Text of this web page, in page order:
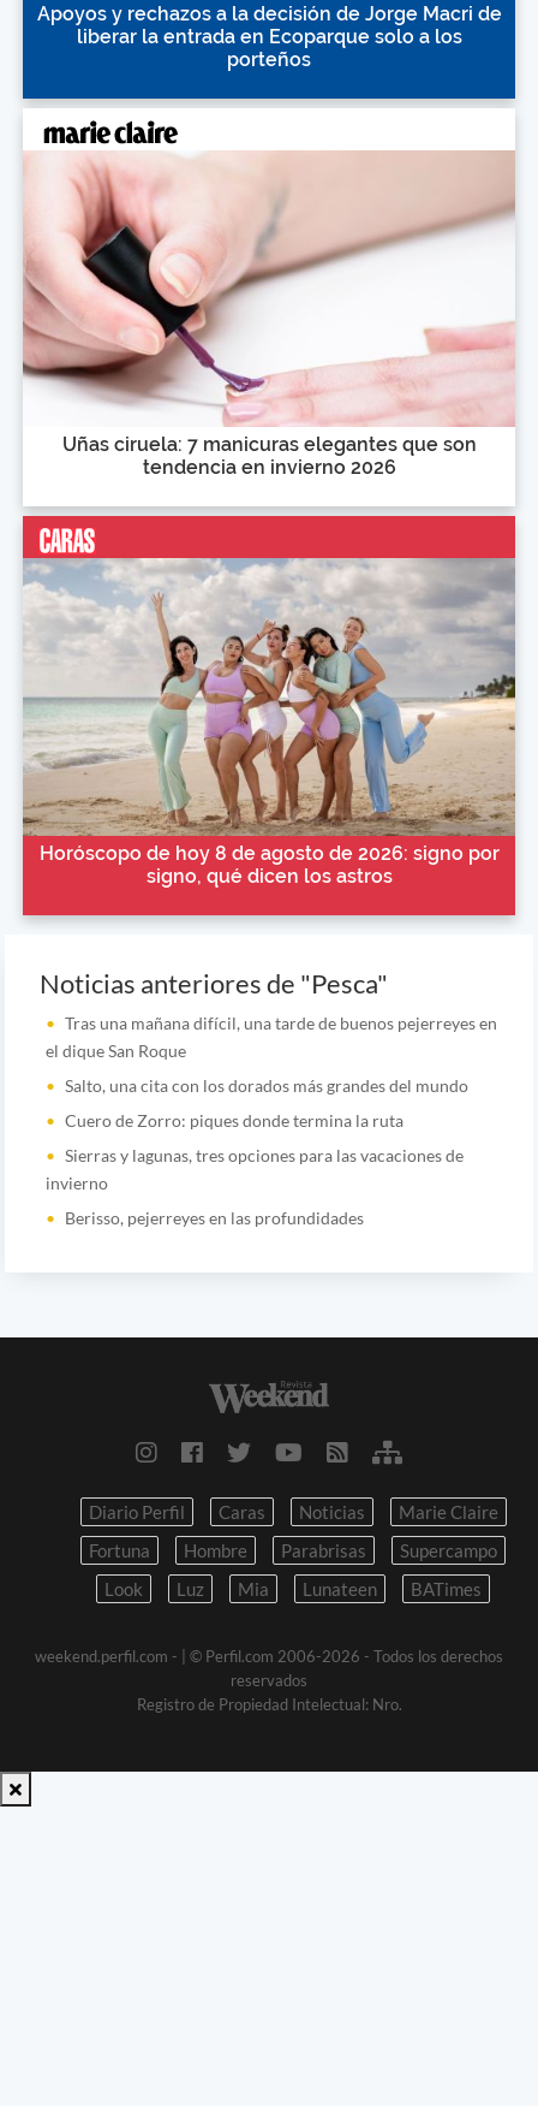
Apoyos y rechazos a la decisión de Jorge Macri de
liberar la entrada en Ecoparque solo a los
porteños
Uñas ciruela: 7 manicuras elegantes que son
tendencia en invierno 2026
Horóscopo de hoy 8 de agosto de 2026: signo por
signo, qué dicen los astros
Noticias anteriores de "Pesca"
Tras una mañana difícil, una tarde de buenos pejerreyes en
el dique San Roque
Salto, una cita con los dorados más grandes del mundo
Cuero de Zorro: piques donde termina la ruta
Sierras y lagunas, tres opciones para las vacaciones de
invierno
Berisso, pejerreyes en las profundidades
Diario Perfil Caras Noticias
Marie Claire
Fortuna
Hombre Parabrisas
Supercampo
Look
Luz Mia Lunateen BATimes
weekend.perfil.com -
| © Perfil.com 2006-2026 - Todos los derechos
reservados
Registro de Propiedad Intelectual: Nro.